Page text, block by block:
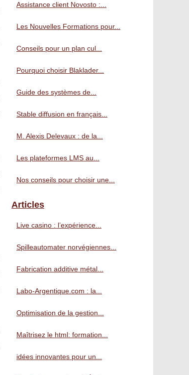
Assistance client Novosto :...
Les Nouvelles Formations pour...
Conseils pour un plan cul...
Pourquoi choisir Blaklader...
Guide des systèmes de...
Stable diffusion en français...
M. Alexis Delevaux : de la...
Les plateformes LMS au...
Nos conseils pour choisir une...
Articles
Live casino : l’expérience...
Spilleautomater norvégiennes...
Fabrication additive métal...
Labo-Argentique.com : la...
Optimisation de la gestion...
Maîtrisez le html: formation...
idées innovantes pour un...